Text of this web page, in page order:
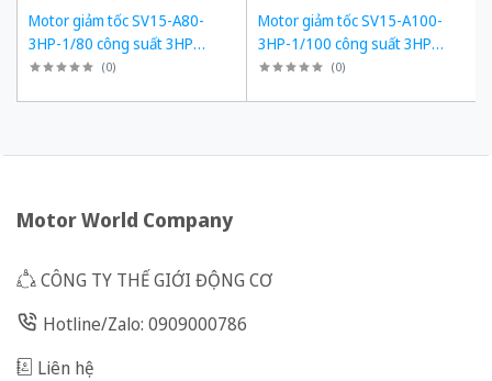
Motor giảm tốc SV15-A80-
3HP-1/80 công suất 3HP
(2200W) 2,2kW 1/80 kiểu lắp
(0)
Motor giảm tốc SV15-A100-
3HP-1/100 công suất 3HP
(2200W) 2,2kW 1/100 kiểu lắp
(0)
Motor World Company
CÔNG TY THẾ GIỚI ĐỘNG CƠ
Hotline/Zalo: 0909000786
Liên hệ